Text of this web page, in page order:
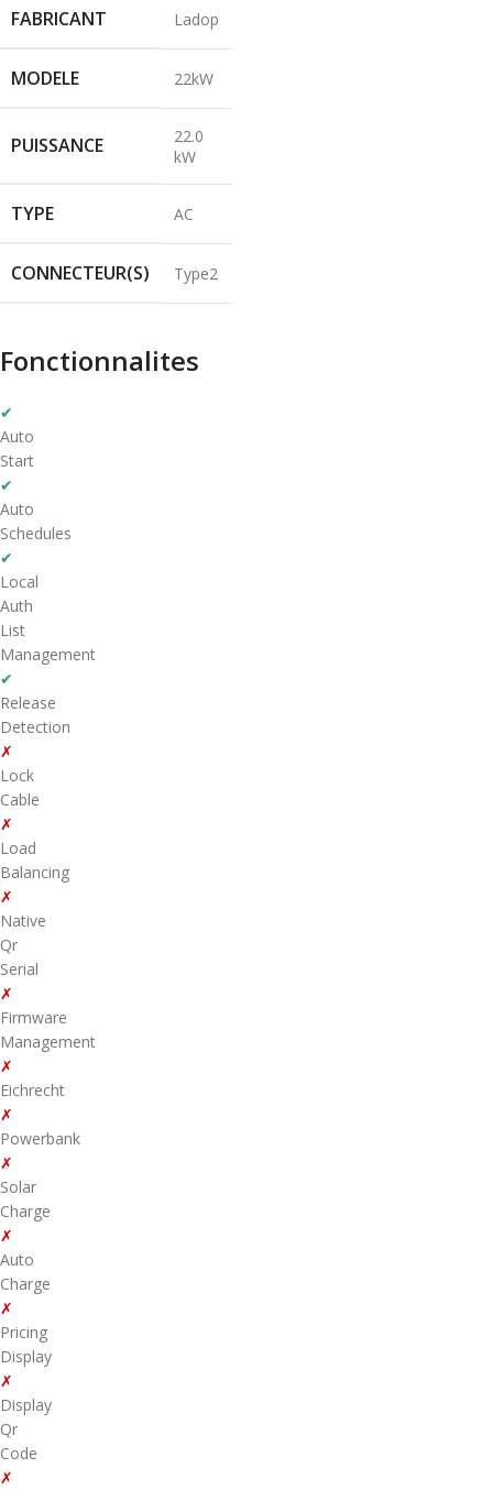
FABRICANT Ladop
MODELE 22kW
PUISSANCE
22.0
kW
TYPE AC
CONNECTEUR(S) Type2
Fonctionnalites
✔
Auto
Start
✔
Auto
Schedules
✔
Local
Auth
List
Management
✔
Release
Detection
✗
Lock
Cable
✗
Load
Balancing
✗
Native
Qr
Serial
✗
Firmware
Management
✗
Eichrecht
✗
Powerbank
✗
Solar
Charge
✗
Auto
Charge
✗
Pricing
Display
✗
Display
Qr
Code
✗